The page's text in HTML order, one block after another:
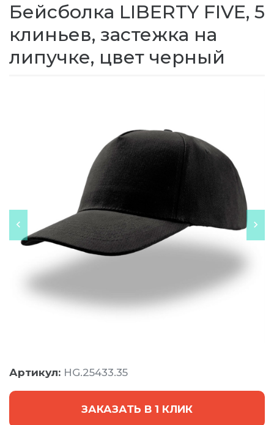
Бейсболка LIBERTY FIVE, 5
клиньев, застежка на
липучке, цвет черный
Артикул: HG.25433.35
ЗАКАЗАТЬ В 1 КЛИК